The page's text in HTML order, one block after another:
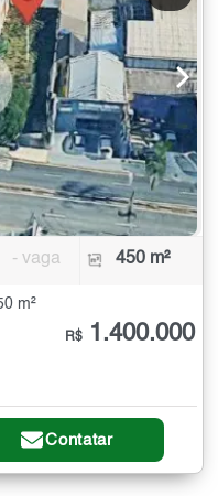
- vaga 450 m²
m²
R$ 1.400.000
Contatar